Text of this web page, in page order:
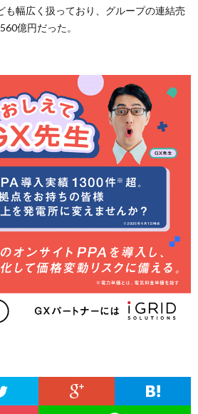
も幅広く扱っており、グループの連結売
億円だった。